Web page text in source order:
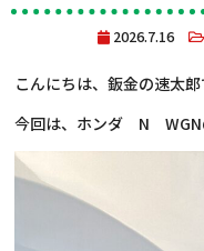
2026.7.16
こんにちは、鈑金の速太郎
今回は、ホンダ N WGN